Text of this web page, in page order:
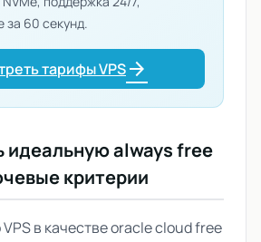
за 60 секунд.
тарифы VPSarrow_forward
идеальнуюalways free
критерии
в качествеoracle cloud free